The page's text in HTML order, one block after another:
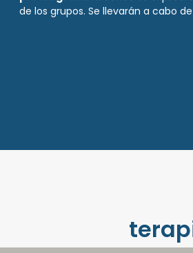
de los grupos. Se llevarán a cabo